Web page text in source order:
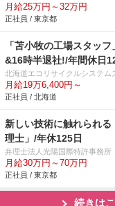
月給25万円～32万円
正社員 / 東京都
「苫小牧の工場スタッ
&16時半退社!/年間休日
北海道エコリサイクルシステム
月給19万6,400円～
正社員 / 北海道
新しい技術に触れられ
理士」/年休125日
弁理士法人光陽国際特許事務所
月給30万円～70万円
正社員 / 東京都
続きは